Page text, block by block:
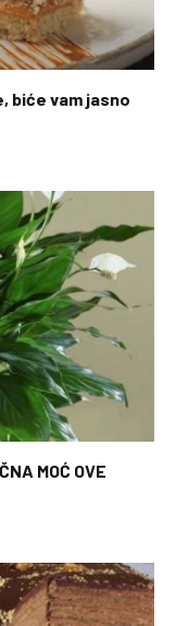
biće vam jasno
MOĆ OVE